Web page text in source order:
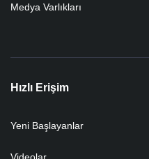
Medya Varlıkları
Hızlı Erişim
Yeni Başlayanlar